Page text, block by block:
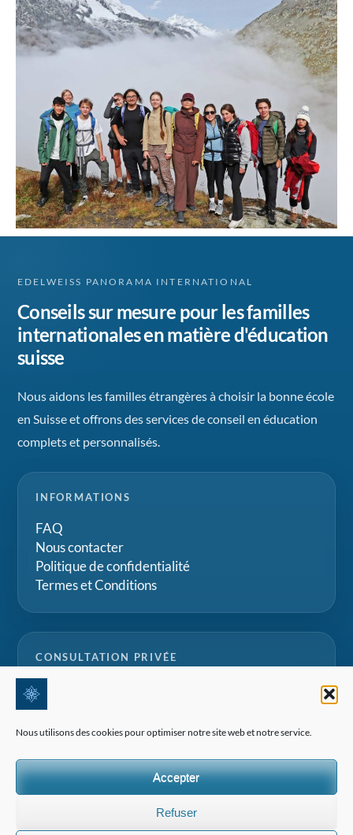
Nous utilisons des cookies pour optimiser notre site web et notre service.
Accepter
Refuser
EDELWEISS PANORAMA INTERNATIONAL
Conseils sur mesure pour les familles
internationales en matière d'éducation
suisse
Nous aidons les familles étrangères à choisir la bonne école
en Suisse et offrons des services de conseil en éducation
complets et personnalisés.
INFORMATIONS
FAQ
Nous contacter
Politique de confidentialité
Termes et Conditions
CONSULTATION PRIVÉE
Parlez à notre équipe pour des conseils
personnalisés sur les internats suisses, les camps
d'été et les projets d'éducation familiale.
Demander une consultation